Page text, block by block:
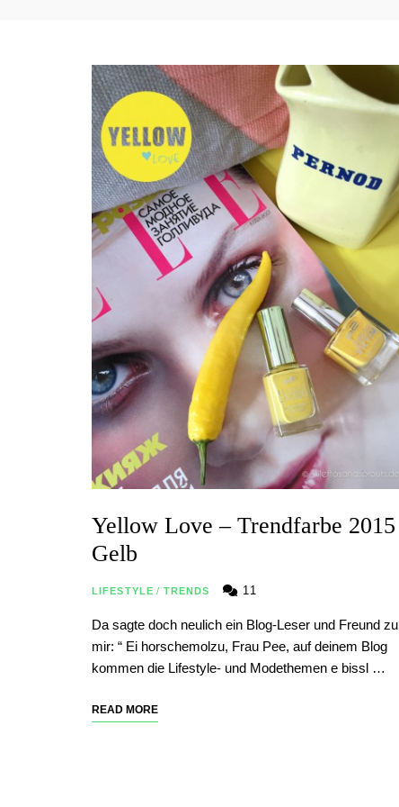
Yellow Love – Trendfarbe 2015
Gelb
LIFESTYLE / TRENDS 11
Da sagte doch neulich ein Blog-Leser und Freund zu
mir: “ Ei horschemolzu, Frau Pee, auf deinem Blog
kommen die Lifestyle- und Modethemen e bissl …
READ MORE